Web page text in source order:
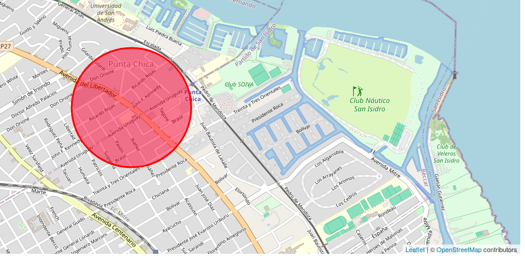
Leaflet| ©OpenStreetMapcontributors